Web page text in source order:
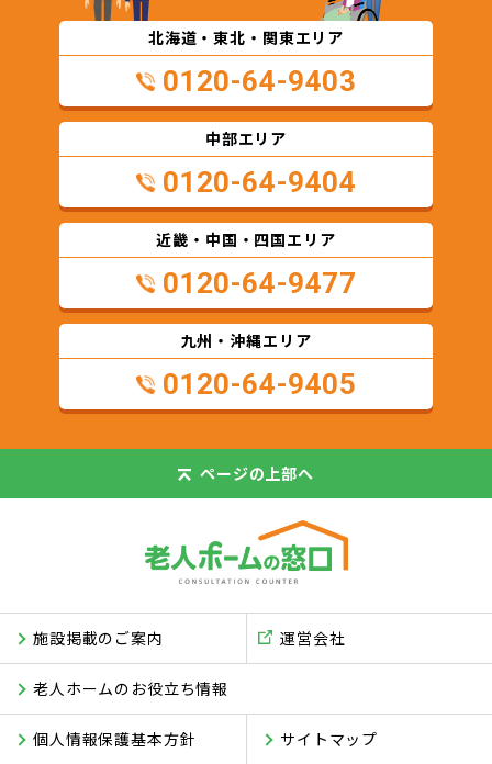
北海道・東北・関東エリア
0120-64-9403
中部エリア
0120-64-9404
近畿・中国・四国エリア
0120-64-9477
九州・沖縄エリア
0120-64-9405
ページの 上部へ
施設掲載のご案内
老人ホームのお役立ち情報
サイトマップ
運営会社
個人情報保護基本方針